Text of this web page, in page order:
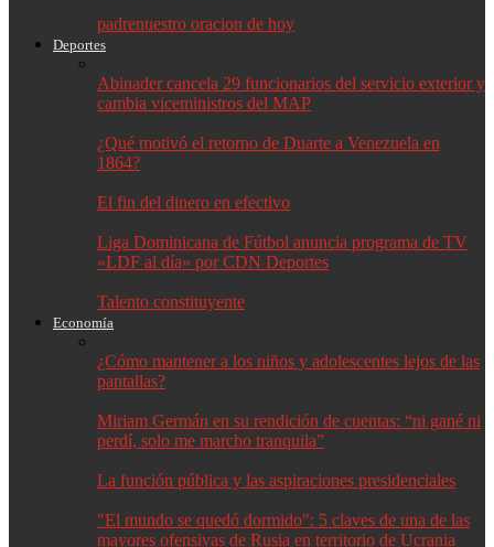
padrenuestro oracion de hoy
Deportes
Abinader cancela 29 funcionarios del servicio exterior y
cambia viceministros del MAP
¿Qué motivó el retorno de Duarte a Venezuela en
1864?
El fin del dinero en efectivo
Liga Dominicana de Fútbol anuncia programa de TV
«LDF al día» por CDN Deportes
Talento constituyente
Economía
¿Cómo mantener a los niños y adolescentes lejos de las
pantallas?
Miriam Germán en su rendición de cuentas: “ni gané ni
perdí, solo me marcho tranquila”
La función pública y las aspiraciones presidenciales
"El mundo se quedó dormido": 5 claves de una de las
mayores ofensivas de Rusia en territorio de Ucrania